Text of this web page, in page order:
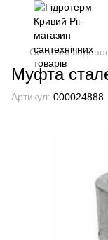
Системи
Муфта
Артикул: 000024888